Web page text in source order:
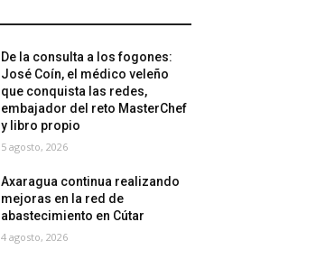
De la consulta a los fogones:
José Coín, el médico veleño
que conquista las redes,
embajador del reto MasterChef
y libro propio
5 agosto, 2026
Axaragua continua realizando
mejoras en la red de
abastecimiento en Cútar
4 agosto, 2026